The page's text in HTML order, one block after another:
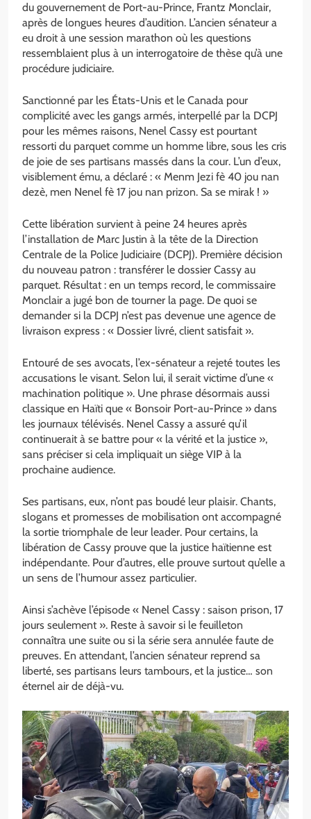
du gouvernement de Port-au-Prince, Frantz Monclair,
après de longues heures d’audition. L’ancien sénateur a
eu droit à une session marathon où les questions
ressemblaient plus à un interrogatoire de thèse qu’à une
procédure judiciaire.
Sanctionné par les États-Unis et le Canada pour
complicité avec les gangs armés, interpellé par la DCPJ
pour les mêmes raisons, Nenel Cassy est pourtant
ressorti du parquet comme un homme libre, sous les cris
de joie de ses partisans massés dans la cour. L’un d’eux,
visiblement ému, a déclaré : « Menm Jezi fè 40 jou nan
dezè, men Nenel fè 17 jou nan prizon. Sa se mirak ! »
Cette libération survient à peine 24 heures après
l’installation de Marc Justin à la tête de la Direction
Centrale de la Police Judiciaire (DCPJ). Première décision
du nouveau patron : transférer le dossier Cassy au
parquet. Résultat : en un temps record, le commissaire
Monclair a jugé bon de tourner la page. De quoi se
demander si la DCPJ n’est pas devenue une agence de
livraison express : « Dossier livré, client satisfait ».
Entouré de ses avocats, l’ex-sénateur a rejeté toutes les
accusations le visant. Selon lui, il serait victime d’une «
machination politique ». Une phrase désormais aussi
classique en Haïti que « Bonsoir Port-au-Prince » dans
les journaux télévisés. Nenel Cassy a assuré qu’il
continuerait à se battre pour « la vérité et la justice »,
sans préciser si cela impliquait un siège VIP à la
prochaine audience.
Ses partisans, eux, n’ont pas boudé leur plaisir. Chants,
slogans et promesses de mobilisation ont accompagné
la sortie triomphale de leur leader. Pour certains, la
libération de Cassy prouve que la justice haïtienne est
indépendante. Pour d’autres, elle prouve surtout qu’elle a
un sens de l’humour assez particulier.
Ainsi s’achève l’épisode « Nenel Cassy : saison prison, 17
jours seulement ». Reste à savoir si le feuilleton
connaîtra une suite ou si la série sera annulée faute de
preuves. En attendant, l’ancien sénateur reprend sa
liberté, ses partisans leurs tambours, et la justice… son
éternel air de déjà-vu.